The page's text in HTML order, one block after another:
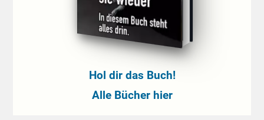
Hol dir das Buch!
Alle Bücher hier